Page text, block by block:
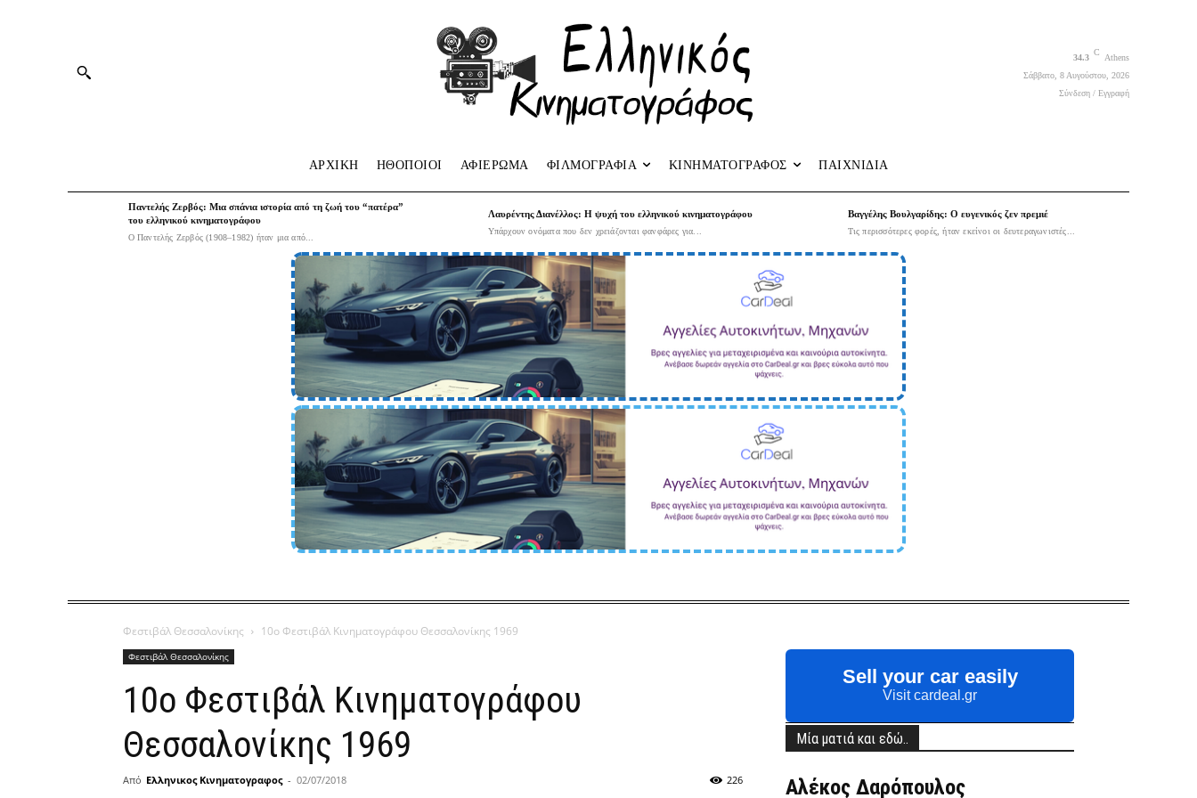
34.3
C
Athens
Σάββατο, 8 Αυγούστου, 2026
Σύνδεση / Εγγραφή
ΑΡΧΙΚΗ HΘΟΠΟΙΟΙ ΑΦΙΕΡΩΜΑ ΦΙΛΜΟΓΡΑΦΙΑ ΚΙΝΗΜΑΤΟΓΡΑΦΟΣ ΠΑΙΧΝΙΔΙΑ
Παντελής Ζερβός: Μια σπάνια ιστορία από τη ζωή του “πατέρα”
του ελληνικού κινηματογράφου
Ο Παντελής Ζερβός (1908–1982) ήταν μια από...
Λαυρέντης Διανέλλος: Η ψυχή του ελληνικού κινηματογράφου
Υπάρχουν ονόματα που δεν χρειάζονται φανφάρες για...
Βαγγέλης Βουλγαρίδης: Ο ευγενικός ζεν πρεμιέ
Τις περισσότερες φορές, ήταν εκείνοι οι δευτεραγωνιστές...
Φεστιβάλ Θεσσαλονίκης 10ο Φεστιβάλ Κινηματογράφου Θεσσαλονίκης 1969
Φεστιβάλ Θεσσαλονίκης
10ο Φεστιβάλ Κινηματογράφου
Θεσσαλονίκης 1969
Από Ελληνικος Κινηματογραφος - 02/07/2018 226
Sell your car easily
Visit cardeal.gr
Μία ματιά και εδώ..
Αλέκος Δαρόπουλος